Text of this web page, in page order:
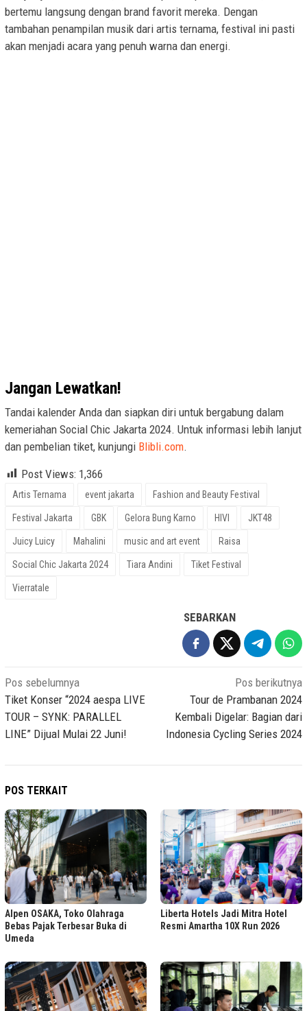
bertemu langsung dengan brand favorit mereka. Dengan
tambahan penampilan musik dari artis ternama, festival ini pasti
akan menjadi acara yang penuh warna dan energi.
Jangan Lewatkan!
Tandai kalender Anda dan siapkan diri untuk bergabung dalam
kemeriahan Social Chic Jakarta 2024. Untuk informasi lebih lanjut
dan pembelian tiket, kunjungi Blibli.com.
Post Views: 1,366
Artis Ternama event jakarta Fashion and Beauty Festival
Festival Jakarta GBK Gelora Bung Karno HIVI JKT48
Juicy Luicy Mahalini music and art event Raisa
Social Chic Jakarta 2024 Tiara Andini Tiket Festival
Vierratale
SEBARKAN
Navigasi
pos
Pos sebelumnya
Tiket Konser “2024 aespa LIVE
TOUR – SYNK: PARALLEL
LINE” Dijual Mulai 22 Juni!
Pos berikutnya
Tour de Prambanan 2024
Kembali Digelar: Bagian dari
Indonesia Cycling Series 2024
POS TERKAIT
Alpen OSAKA, Toko Olahraga
Bebas Pajak Terbesar Buka di
Umeda
Liberta Hotels Jadi Mitra Hotel
Resmi Amartha 10X Run 2026